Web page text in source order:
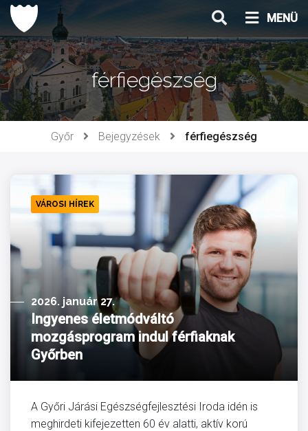
Ugrás
tartalomhoz
MENÜ
férfiegészség
Győr Bejegyzések férfiegészség
VÁROSI HÍREK
2026. január 27.
Ingyenes életmódváltó
mozgásprogram indul férfiaknak
Győrben
A Győri Járási Egészségfejlesztési Iroda idén is
meghirdeti kifejezetten 60 év alatti, aktív korú